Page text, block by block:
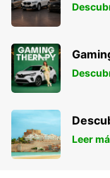
Leer